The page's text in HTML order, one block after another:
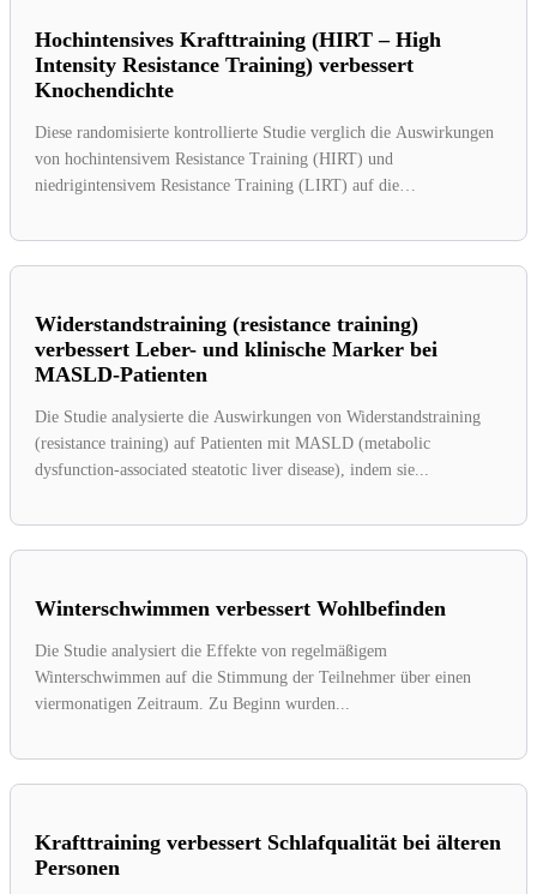
Hochintensives Krafttraining (HIRT – High
Intensity Resistance Training) verbessert
Knochendichte
Diese randomisierte kontrollierte Studie verglich die Auswirkungen
von hochintensivem Resistance Training (HIRT) und
niedrigintensivem Resistance Training (LIRT) auf die
Widerstandstraining (resistance training)
verbessert Leber- und klinische Marker bei
MASLD-Patienten
Die Studie analysierte die Auswirkungen von Widerstandstraining
(resistance training) auf Patienten mit MASLD (metabolic
dysfunction-associated steatotic liver disease), indem sie...
Winterschwimmen verbessert Wohlbefinden
Die Studie analysiert die Effekte von regelmäßigem
Winterschwimmen auf die Stimmung der Teilnehmer über einen
viermonatigen Zeitraum. Zu Beginn wurden...
Krafttraining verbessert Schlafqualität bei älteren
Personen